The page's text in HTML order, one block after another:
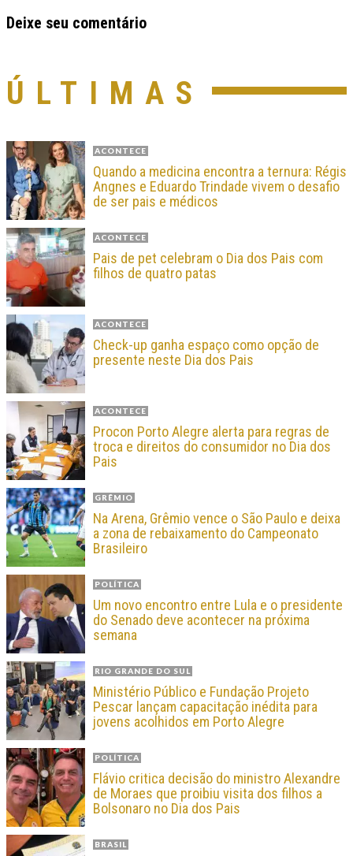
Deixe seu comentário
ÚLTIMAS
ACONTECE
Quando a medicina encontra a ternura: Régis
Angnes e Eduardo Trindade vivem o desafio
de ser pais e médicos
ACONTECE
Pais de pet celebram o Dia dos Pais com
filhos de quatro patas
ACONTECE
Check-up ganha espaço como opção de
presente neste Dia dos Pais
ACONTECE
Procon Porto Alegre alerta para regras de
troca e direitos do consumidor no Dia dos
Pais
GRÊMIO
Na Arena, Grêmio vence o São Paulo e deixa
a zona de rebaixamento do Campeonato
Brasileiro
POLÍTICA
Um novo encontro entre Lula e o presidente
do Senado deve acontecer na próxima
semana
RIO GRANDE DO SUL
Ministério Público e Fundação Projeto
Pescar lançam capacitação inédita para
jovens acolhidos em Porto Alegre
POLÍTICA
Flávio critica decisão do ministro Alexandre
de Moraes que proibiu visita dos filhos a
Bolsonaro no Dia dos Pais
BRASIL